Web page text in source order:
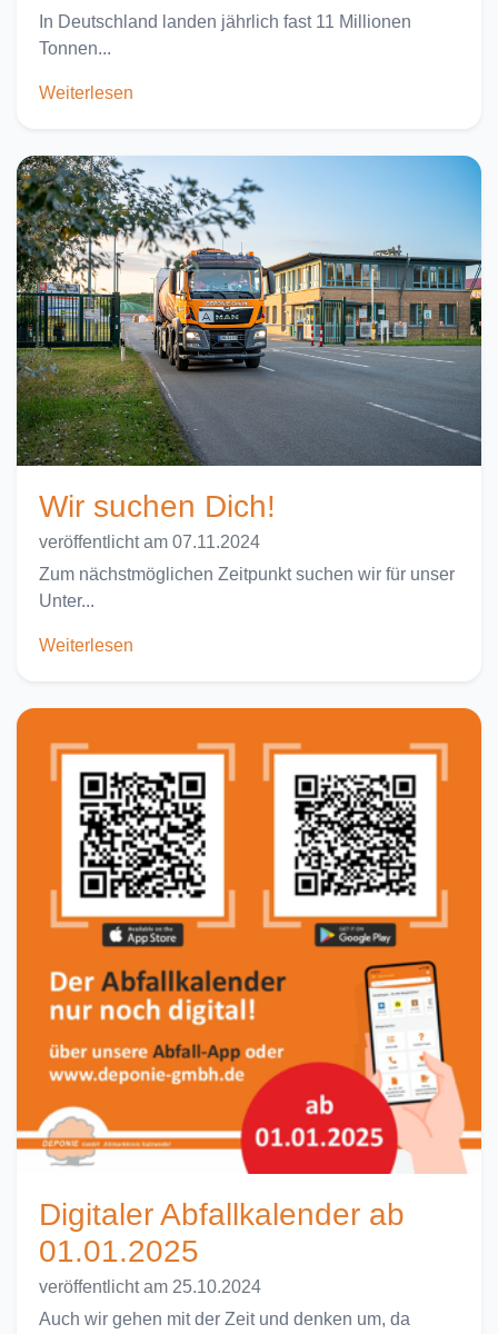
In Deutschland landen jährlich fast 11 Millionen
Tonnen...
Weiterlesen
Wir suchen Dich!
veröffentlicht am 07.11.2024
Zum nächstmöglichen Zeitpunkt suchen wir für unser
Unter...
Weiterlesen
Digitaler Abfallkalender ab
01.01.2025
veröffentlicht am 25.10.2024
Auch wir gehen mit der Zeit und denken um, da